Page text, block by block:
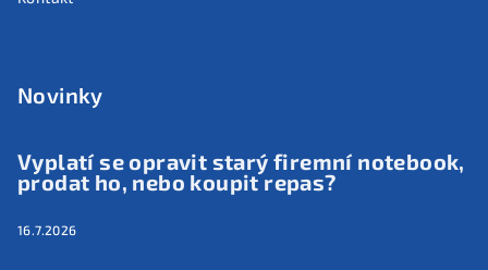
Novinky
Vyplatí se opravit starý firemní notebook,
prodat ho, nebo koupit repas?
16.7.2026